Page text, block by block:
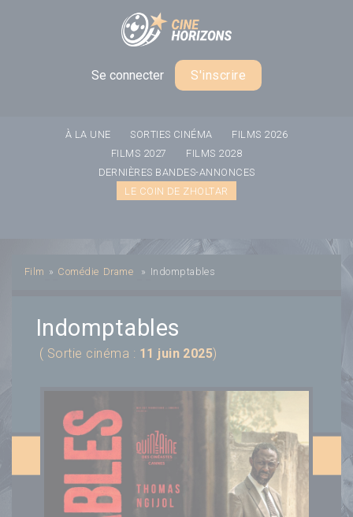
Se connecter S'inscrire
À LA UNE SORTIES CINÉMA
FILMS 2026
FILMS 2027
FILMS 2028
DERNIÈRES BANDES-ANNONCES
LE COIN DE ZHOLTAR
Film » Comédie Drame » Indomptables
Indomptables
( Sortie cinéma : 11 juin 2025)
Panneau de gestion des cookies